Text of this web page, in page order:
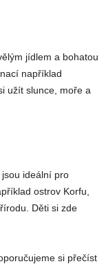
jídlem a bohatou
například
užít slunce, moře a
ideální pro
ostrov Korfu,
Děti si zde
si přečíst